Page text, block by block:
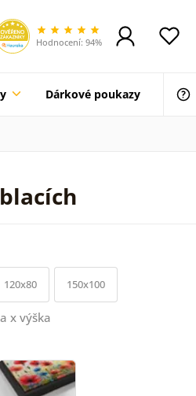
Hodnocení: 94%
Dárkové poukazy
120x80 150x100
x výška